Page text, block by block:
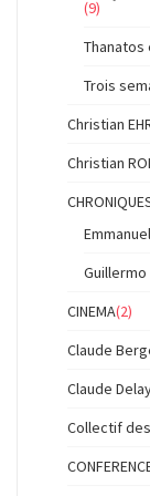
(9)
Thanatos
Trois
Christian
Christian
Guillermo
CINEMA(2)
Claude
Claude
Collectif